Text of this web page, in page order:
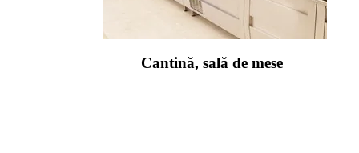
Cantină, sală de mese